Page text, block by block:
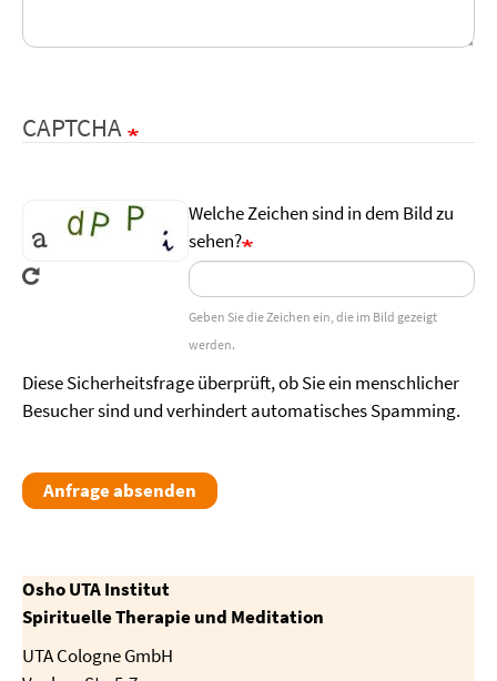
CAPTCHA
Welche Zeichen sind in dem Bild zu
sehen?
Geben Sie die Zeichen ein, die im Bild gezeigt
werden.
Diese Sicherheitsfrage überprüft, ob Sie ein menschlicher
Besucher sind und verhindert automatisches Spamming.
Anfrage absenden
Osho UTA Institut
Spirituelle Therapie und Meditation
UTA Cologne GmbH